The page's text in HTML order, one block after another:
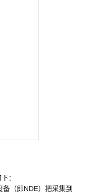
：
（即NDE）把采集到